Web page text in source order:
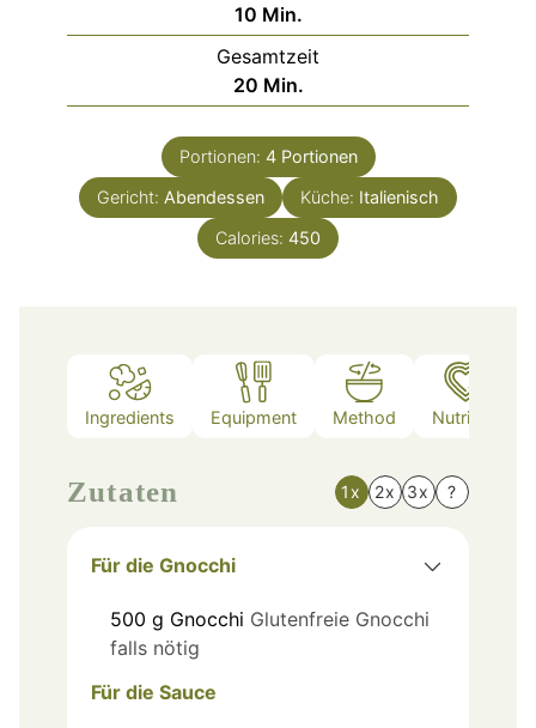
10Minuten
Min.
Gesamtzeit
20Minuten
Min.
Portionen: 4 Portionen
Gericht: Abendessen Küche: Italienisch
Calories: 450
Ingredients Equipment Method Nutrition
Zutaten 1x 2x 3x ?
Für die Gnocchi
500 g Gnocchi Glutenfreie Gnocchi
falls nötig
Für die Sauce